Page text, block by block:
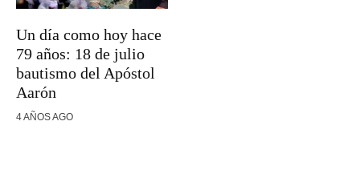
Un día como hoy hace
79 años: 18 de julio
bautismo del Apóstol
Aarón
4 AÑOS AGO